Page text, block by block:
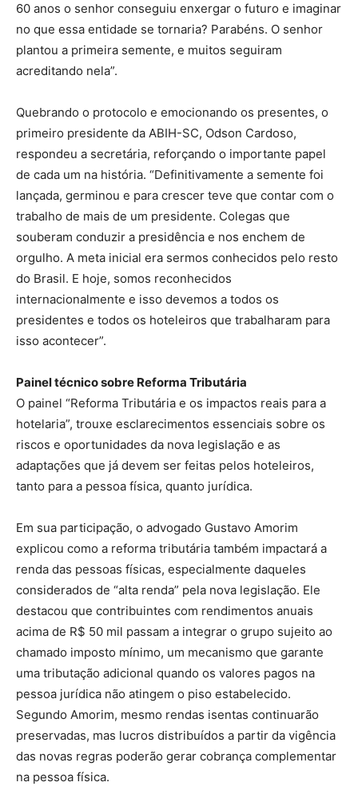
60 anos o senhor conseguiu enxergar o futuro e imaginar
no que essa entidade se tornaria? Parabéns. O senhor
plantou a primeira semente, e muitos seguiram
acreditando nela”.
Quebrando o protocolo e emocionando os presentes, o
primeiro presidente da ABIH-SC, Odson Cardoso,
respondeu a secretária, reforçando o importante papel
de cada um na história. “Definitivamente a semente foi
lançada, germinou e para crescer teve que contar com o
trabalho de mais de um presidente. Colegas que
souberam conduzir a presidência e nos enchem de
orgulho. A meta inicial era sermos conhecidos pelo resto
do Brasil. E hoje, somos reconhecidos
internacionalmente e isso devemos a todos os
presidentes e todos os hoteleiros que trabalharam para
isso acontecer”.
Painel técnico sobre Reforma Tributária
O painel “Reforma Tributária e os impactos reais para a
hotelaria”, trouxe esclarecimentos essenciais sobre os
riscos e oportunidades da nova legislação e as
adaptações que já devem ser feitas pelos hoteleiros,
tanto para a pessoa física, quanto jurídica.
Em sua participação, o advogado Gustavo Amorim
explicou como a reforma tributária também impactará a
renda das pessoas físicas, especialmente daqueles
considerados de “alta renda” pela nova legislação. Ele
destacou que contribuintes com rendimentos anuais
acima de R$ 50 mil passam a integrar o grupo sujeito ao
chamado imposto mínimo, um mecanismo que garante
uma tributação adicional quando os valores pagos na
pessoa jurídica não atingem o piso estabelecido.
Segundo Amorim, mesmo rendas isentas continuarão
preservadas, mas lucros distribuídos a partir da vigência
das novas regras poderão gerar cobrança complementar
na pessoa física.